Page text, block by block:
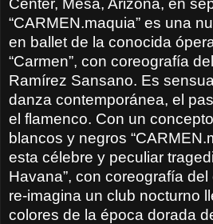
“CARMEN.maquia” es una
en ballet de la conocida
“Carmen”, con coreografía
Ramírez Sansano. Es
danza contemporánea, el
el flamenco. Con un
blancos y negros
esta célebre y peculiar
Havana”, con coreografía
re-imagina un club nocturno
colores de la época dorada